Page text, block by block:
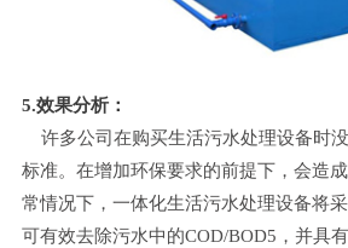
5.效果分析：
许多公司在购买生活污水处理设备时
标准。在增加环保要求的前提下，会造
常情况下，一体化生活污水处理设备将
可有效去除污水中的COD/BOD5，并具